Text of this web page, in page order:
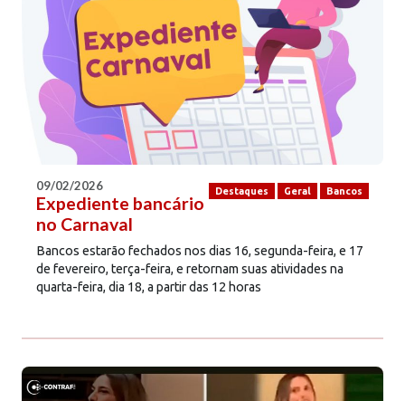
Destaques Geral Bancos
09/02/2026
Expediente bancário
no Carnaval
Bancos estarão fechados nos dias 16, segunda-feira, e 17
de fevereiro, terça-feira, e retornam suas atividades na
quarta-feira, dia 18, a partir das 12 horas